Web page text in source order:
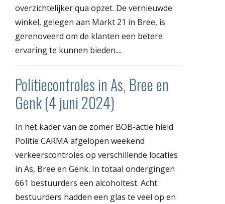
overzichtelijker qua opzet. De vernieuwde
winkel, gelegen aan Markt 21 in Bree, is
gerenoveerd om de klanten een betere
ervaring te kunnen bieden....
Politiecontroles in As, Bree en
Genk (4 juni 2024)
In het kader van de zomer BOB-actie hield
Politie CARMA afgelopen weekend
verkeerscontroles op verschillende locaties
in As, Bree en Genk. In totaal ondergingen
661 bestuurders een alcoholtest. Acht
bestuurders hadden een glas te veel op en